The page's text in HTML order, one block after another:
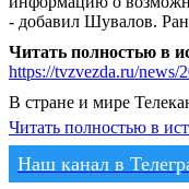
- добавил Шувалов.
Читать полностью в
https://tvzvezda.ru/news/
В стране и мире
Читать полностью в
Наш канал в